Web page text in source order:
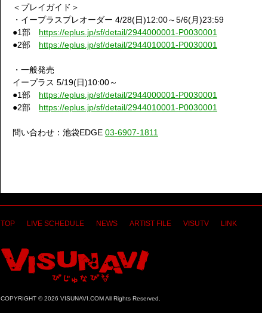
＜プレイガイド＞
・イープラスプレオーダー 4/28(日)12:00～5/6(月)23:59
●1部 https://eplus.jp/sf/detail/2944000001-P0030001
●2部 https://eplus.jp/sf/detail/2944010001-P0030001
・一般発売
イープラス 5/19(日)10:00～
●1部 https://eplus.jp/sf/detail/2944000001-P0030001
●2部 https://eplus.jp/sf/detail/2944010001-P0030001
問い合わせ：池袋EDGE 03-6907-1811
TOP LIVE SCHEDULE NEWS ARTIST FILE VISUTV LINK
COPYRIGHT © 2026 VISUNAVI.COM All Rights Reserved.